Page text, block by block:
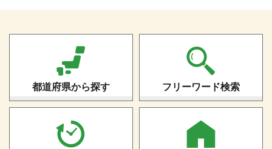
都道府県から探す フリーワード検索